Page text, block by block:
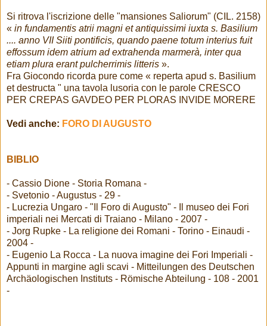
Si ritrova l'iscrizione delle "mansiones Saliorum" (CIL. 2158)
« in fundamentis atrii magni et antiquissimi iuxta s. Basilium
.... anno VII Siiti pontificis, quando paene totum interius fuit
effossum idem atrium ad extrahenda marmerà, inter qua
etiam plura erant pulcherrimis litteris ».
Fra Giocondo ricorda pure come « reperta apud s. Basilium
et destructa " una tavola lusoria con le parole CRESCO
PER CREPAS GAVDEO PER PLORAS INVIDE MORERE
Vedi anche: FORO DI AUGUSTO
BIBLIO
- Cassio Dione - Storia Romana -
- Svetonio - Augustus - 29 -
- Lucrezia Ungaro - "Il Foro di Augusto" - Il museo dei Fori
imperiali nei Mercati di Traiano - Milano - 2007 -
- Jorg Rupke - La religione dei Romani - Torino - Einaudi -
2004 -
- Eugenio La Rocca - La nuova imagine dei Fori Imperiali -
Appunti in margine agli scavi - Mitteilungen des Deutschen
Archäologischen Instituts - Römische Abteilung - 108 - 2001
-